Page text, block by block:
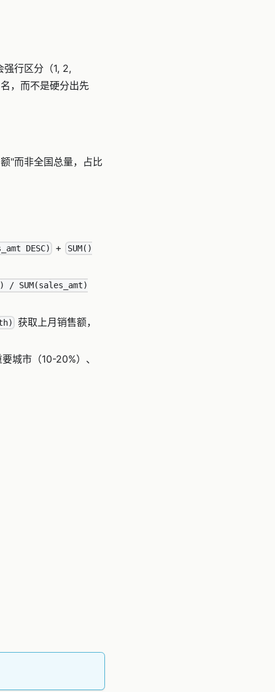
行区分（1, 2,
，而不是硬分出先
"而非全国总量，占比
DESC) + SUM()
/ SUM(sales_amt)
获取上月销售额，
城市（10-20%）、